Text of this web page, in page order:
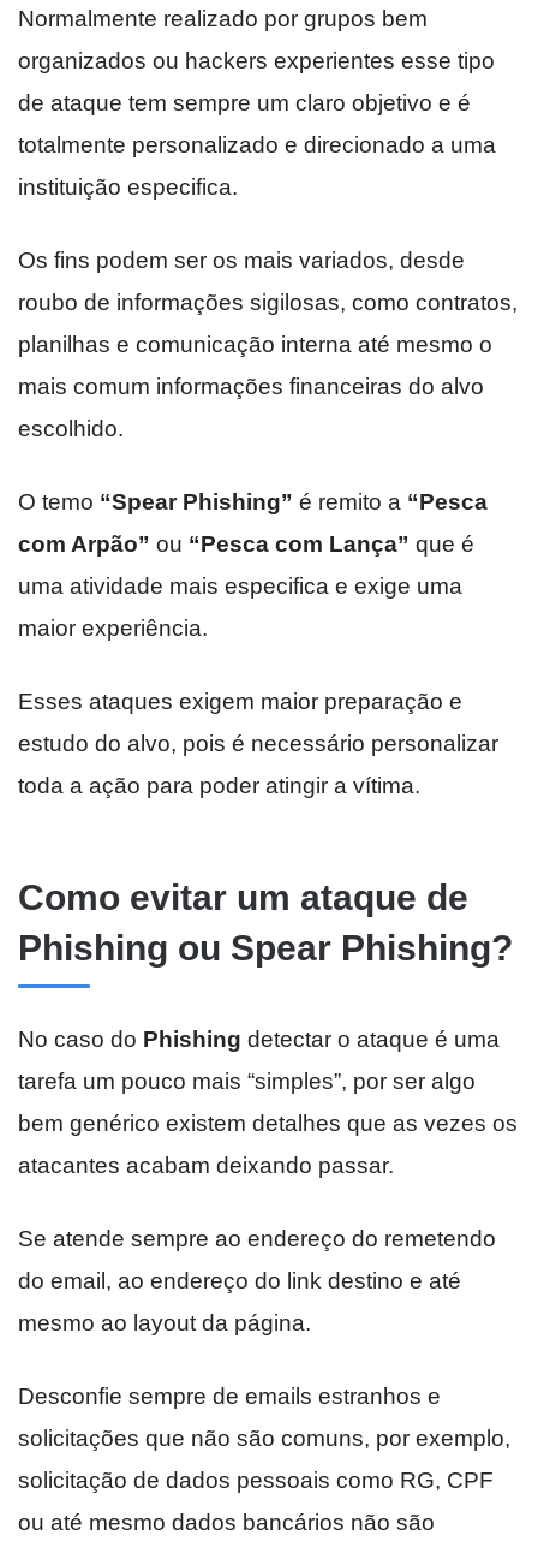
Normalmente realizado por grupos bem
organizados ou hackers experientes esse tipo
de ataque tem sempre um claro objetivo e é
totalmente personalizado e direcionado a uma
instituição especifica.
Os fins podem ser os mais variados, desde
roubo de informações sigilosas, como contratos,
planilhas e comunicação interna até mesmo o
mais comum informações financeiras do alvo
escolhido.
O temo “Spear Phishing” é remito a “Pesca
com Arpão” ou “Pesca com Lança” que é
uma atividade mais especifica e exige uma
maior experiência.
Esses ataques exigem maior preparação e
estudo do alvo, pois é necessário personalizar
toda a ação para poder atingir a vítima.
Como evitar um ataque de
Phishing ou Spear Phishing?
No caso do Phishing detectar o ataque é uma
tarefa um pouco mais “simples”, por ser algo
bem genérico existem detalhes que as vezes os
atacantes acabam deixando passar.
Se atende sempre ao endereço do remetendo
do email, ao endereço do link destino e até
mesmo ao layout da página.
Desconfie sempre de emails estranhos e
solicitações que não são comuns, por exemplo,
solicitação de dados pessoais como RG, CPF
ou até mesmo dados bancários não são